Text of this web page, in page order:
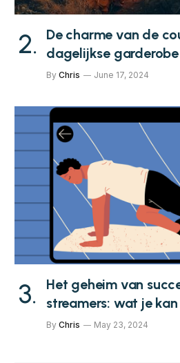
De charme van de
dagelijkse garderobe
By Chris June 17, 2024
Het geheim van
streamers: wat je kan
By Chris May 23, 2024